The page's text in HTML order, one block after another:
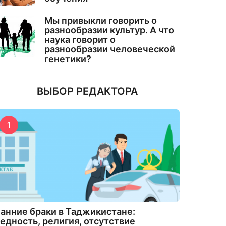
Мы привыкли говорить о
разнообразии культур. А что
наука говорит о
разнообразии человеческой
генетики?
ВЫБОР РЕДАКТОРА
1
браки в Таджикистане:
религия, отсутствие